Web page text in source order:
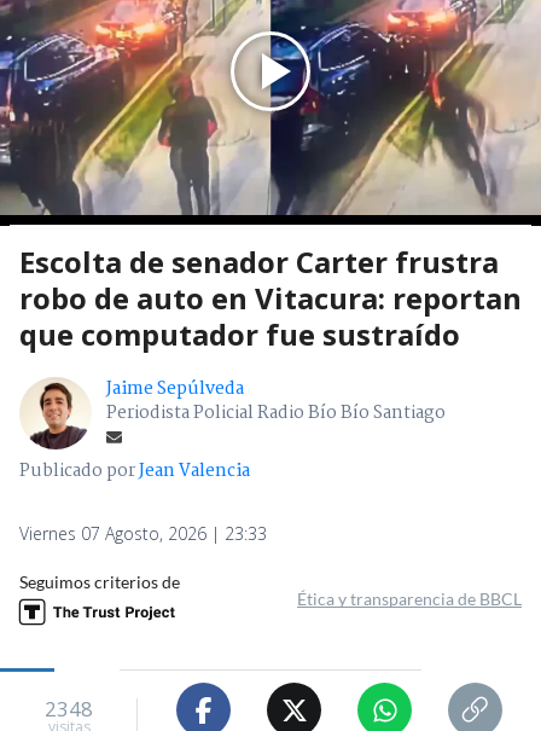
Escolta de senador Carter frustra
robo de auto en Vitacura: reportan
que computador fue sustraído
Jaime Sepúlveda
Periodista Policial Radio Bío Bío Santiago
Publicado porJean Valencia
Viernes 07 Agosto, 2026 | 23:33
Seguimos criterios de
Ética y transparencia de BBCL
2348
visitas